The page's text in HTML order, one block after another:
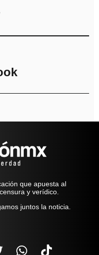
que apuesta al
y verídico.
juntos la noticia.